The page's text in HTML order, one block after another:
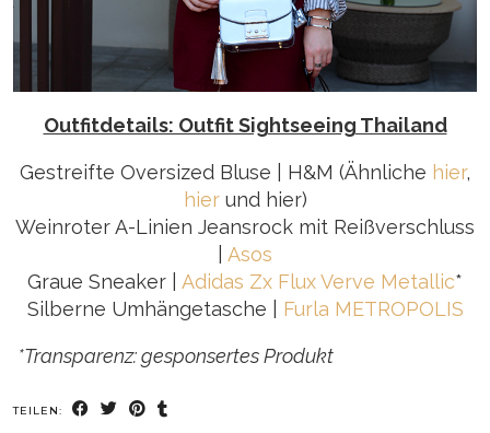
Outfitdetails: Outfit Sightseeing Thailand
Gestreifte Oversized Bluse | H&M (Ähnliche hier,
hierund hier)
Weinroter A-Linien Jeansrock mit Reißverschluss
Asos
Graue Sneaker | Adidas Zx Flux Verve Metallic*
Silberne Umhängetasche | Furla METROPOLIS
*Transparenz: gesponsertes Produkt
TEILEN: